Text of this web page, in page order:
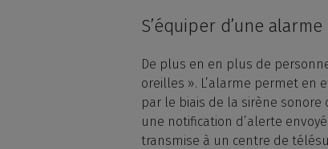
S’équiper d’une
De plus en en plus de
oreilles ». L’alarme permet en
par le biais de la sirène
une notification d’alerte
transmise à un centre de